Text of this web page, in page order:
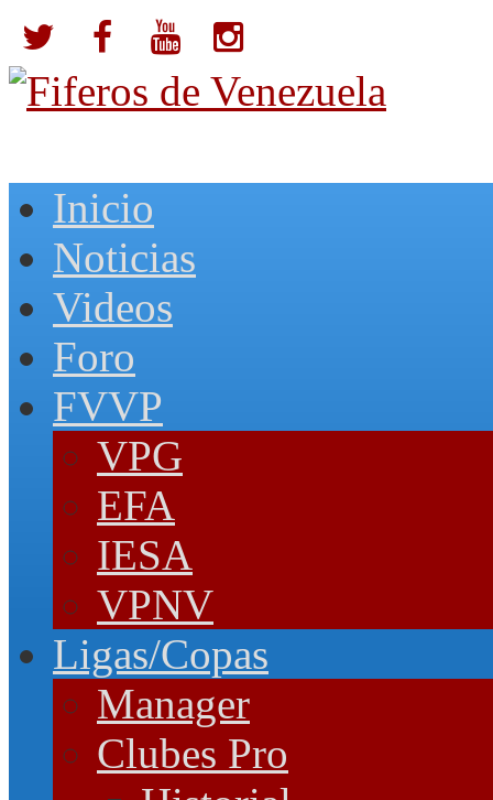
Inicio
Noticias
Videos
Foro
FVVP
VPG
EFA
IESA
VPNV
Ligas/Copas
Manager
Clubes Pro